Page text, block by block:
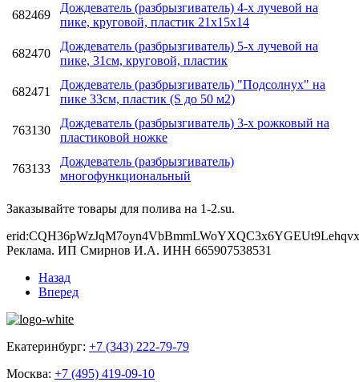
682469
Дождеватель (разбрызгиватель) 4-х лучевой на
пике, круговой, пластик 21х15х14
682470
Дождеватель (разбрызгиватель) 5-х лучевой на
пике, 31см, круговой, пластик
682471
Дождеватель (разбрызгиватель) "Подсолнух" на
пике 33см, пластик (S до 50 м2)
763130
Дождеватель (разбрызгиватель) 3-х рожковый на
пластиковой ножке
763133
Дождеватель (разбрызгиватель)
многофункциональный
Заказывайте товары для полива на 1-2.su.
Реклама. ИП Смирнов И.А. ИНН 665907538531
Назад
Вперед
Екатеринбург: +7 (343) 222-79-79
Москва: +7 (495) 419-09-10